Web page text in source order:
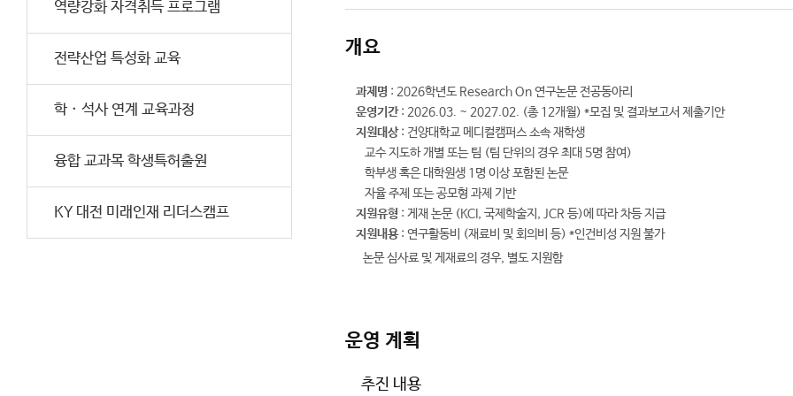
역량강화 자격취득 프로그램
전략산업 특성화 교육
학 · 석사 연계 교육과정
융합 교과목 학생특허출원
KY 대전 미래인재 리더스캠프
개요
과제명 : 2026학년도 Research On 연구논문 전공동아리
운영기간: 2026.03. ~ 2027.02. (총 12개월) *모집 및 결과보고서 제출기안
지원대상: 건양대학교 메디컬캠퍼스 소속 재학생
교수 지도하 개별 또는 팀 (팀 단위의 경우 최대 5명 참여)
학부생 혹은 대학원생 1명 이상 포함된 논문
자율 주제 또는 공모형 과제 기반
지원유형 : 게재 논문 (KCI, 국제학술지, JCR 등)에 따라 차등 지급
지원내용: 연구활동비 (재료비 및 회의비 등) *인건비성 지원 불가
논문 심사료 및 게재료의 경우, 별도 지원함
운영 계획
추진 내용